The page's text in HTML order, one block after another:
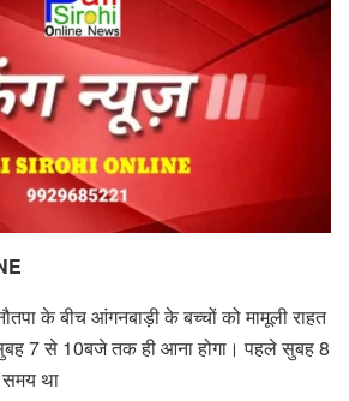
के बीच आंगनबाड़ी के बच्चों को मामूली राहत
7 से 10बजे तक ही आना होगा। पहले सुबह 8
था